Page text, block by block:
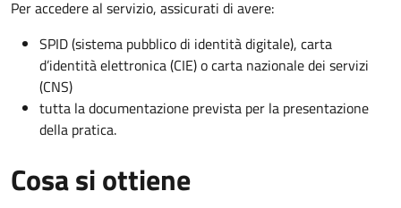
Per accedere al servizio, assicurati di avere:
SPID (sistema pubblico di identità digitale), carta
d’identità elettronica (CIE) o carta nazionale dei servizi
(CNS)
tutta la documentazione prevista per la presentazione
della pratica.
Cosa si ottiene